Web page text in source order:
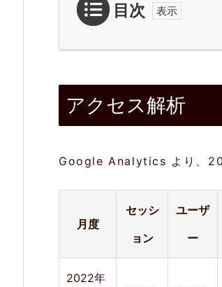
目次
1.
ク
セ
2.
ッ
アクセス解析
Google Analytics より、
月度
セッシ
ョン
ユーザ
ー
2022年